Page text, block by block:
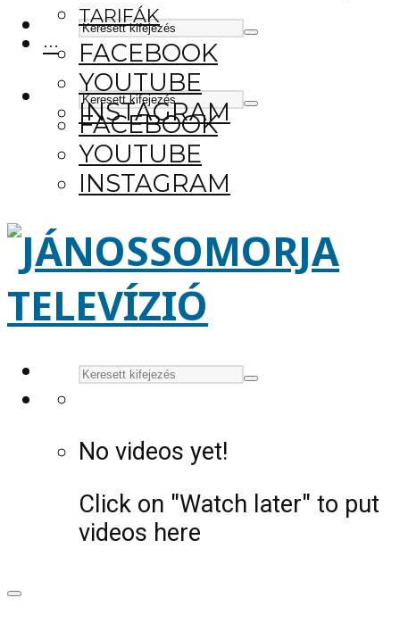
FACEBOOK
YOUTUBE
INSTAGRAM
TARIFÁK
···
FACEBOOK
YOUTUBE
INSTAGRAM
No videos yet!
Click on "Watch later" to put
videos here